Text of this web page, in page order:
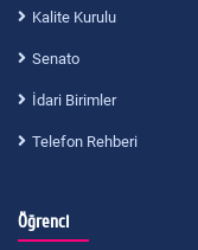
Kalite Kurulu
Senato
İdari Birimler
Telefon Rehberi
Öğrenci